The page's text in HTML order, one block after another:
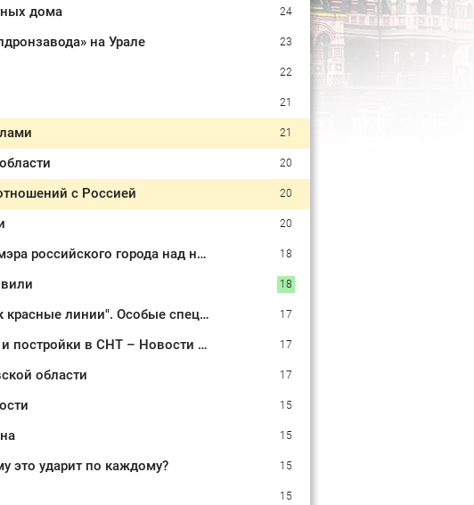
24
дома
23
на Урале
22
21
21
20
20
с Россией
20
18
Появились новые жуткие детали о расправе внучки бывшего мэра российского города над ним
18
17
"Терпение Путина лопнуло". Рекордный удар по Киеву "пересёк красные линии". Особые спецы КНДР на ЛБС? Тайные переговоры Европы и Москвы
17
В Тверской области из-за БПЛА пострадал склад Вайлдберриз и постройки в СНТ – Новости Твери и городов Тверской области сегодня - Afanasy.biz – Тверские новости. Новости
17
области
15
15
15
это ударит по каждому?
15